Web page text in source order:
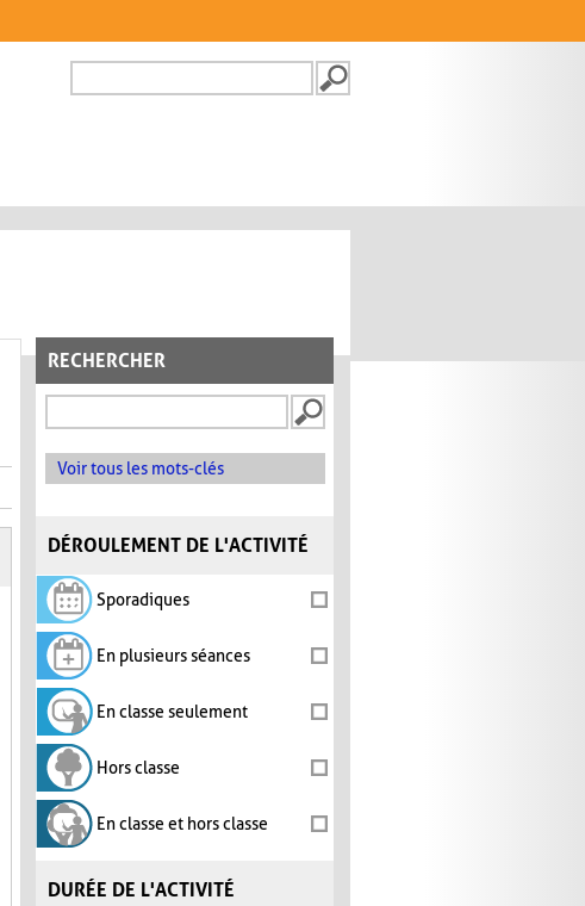
FORMULAIRE DE
RECHERCHER
Voir tous les mots-clés
DÉROULEMENT DE L'ACTIVITÉ
Sporadiques
En plusieurs séances
En classe seulement
Hors classe
En classe et hors classe
DURÉE DE L'ACTIVITÉ